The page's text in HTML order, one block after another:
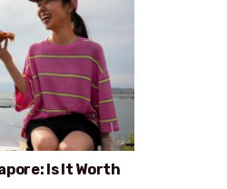
Is It Worth